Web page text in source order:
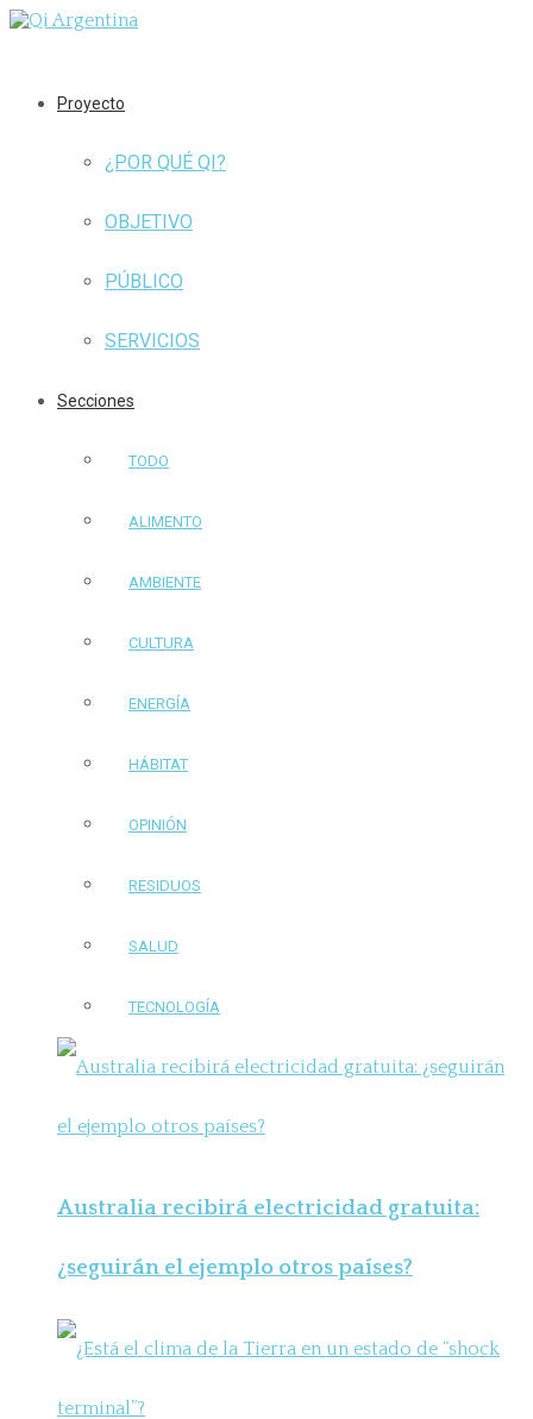
Proyecto
¿POR QUÉ QI?
OBJETIVO
PÚBLICO
SERVICIOS
Secciones
TODO
ALIMENTO
AMBIENTE
CULTURA
ENERGÍA
HÁBITAT
OPINIÓN
RESIDUOS
SALUD
TECNOLOGÍA
Australia recibirá electricidad gratuita:
¿seguirán el ejemplo otros países?